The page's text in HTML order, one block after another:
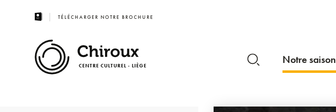
TÉLÉCHARGER NOTRE BROCHURE
CENTRE CULTUREL - LIÈGE Notre saison